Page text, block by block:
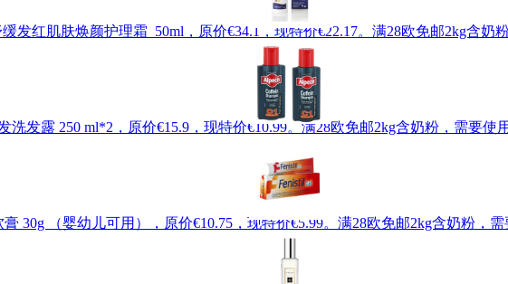
发红肌肤焕颜护理霜 50ml，原价€34.1，现特价€22.17。满28欧免邮2kg含
发露 250 ml*2，原价€15.9，现特价€10.99。满28欧免邮2kg含奶粉，需要
30g （婴幼儿可用），原价€10.75，现特价€5.99。满28欧免邮2kg含奶粉，